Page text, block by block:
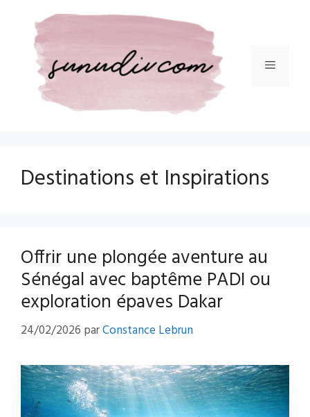
contenu
Menu
Destinations et Inspirations
Offrir une plongée aventure au
Sénégal avec baptême PADI ou
exploration épaves Dakar
24/02/2026 parConstance Lebrun